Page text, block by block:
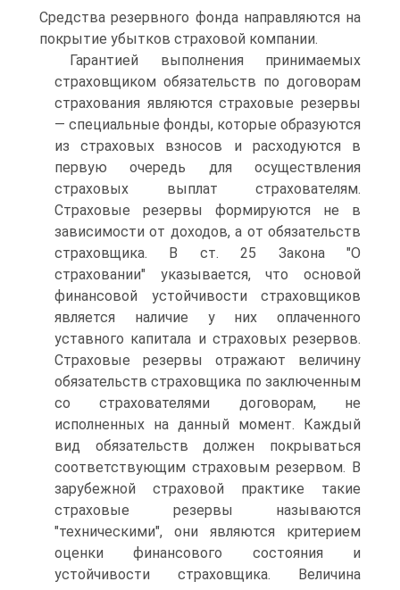
Средства резервного фонда направляются на
покрытие убытков страховой компании.
Гарантией выполнения принимаемых
страховщиком обязательств по договорам
страхования являются страховые резервы
— специальные фонды, которые образуются
из страховых взносов и расходуются в
первую очередь для осуществления
страховых выплат страхователям.
Страховые резервы формируются не в
зависимости от доходов, а от обязательств
страховщика. В ст. 25 Закона "О
страховании" указывается, что основой
финансовой устойчивости страховщиков
является наличие у них оплаченного
уставного капитала и страховых резервов.
Страховые резервы отражают величину
обязательств страховщика по заключенным
со страхователями договорам, не
исполненных на данный момент. Каждый
вид обязательств должен покрываться
соответствующим страховым резервом. В
зарубежной страховой практике такие
страховые резервы называются
"техническими", они являются критерием
оценки финансового состояния и
устойчивости страховщика. Величина